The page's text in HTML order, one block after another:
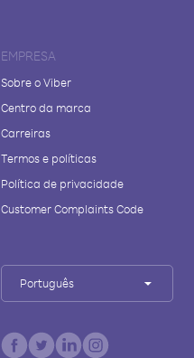
EMPRESA
Sobre o Viber
Centro da marca
Carreiras
Termos e políticas
Política de privacidade
Customer Complaints Code
Português